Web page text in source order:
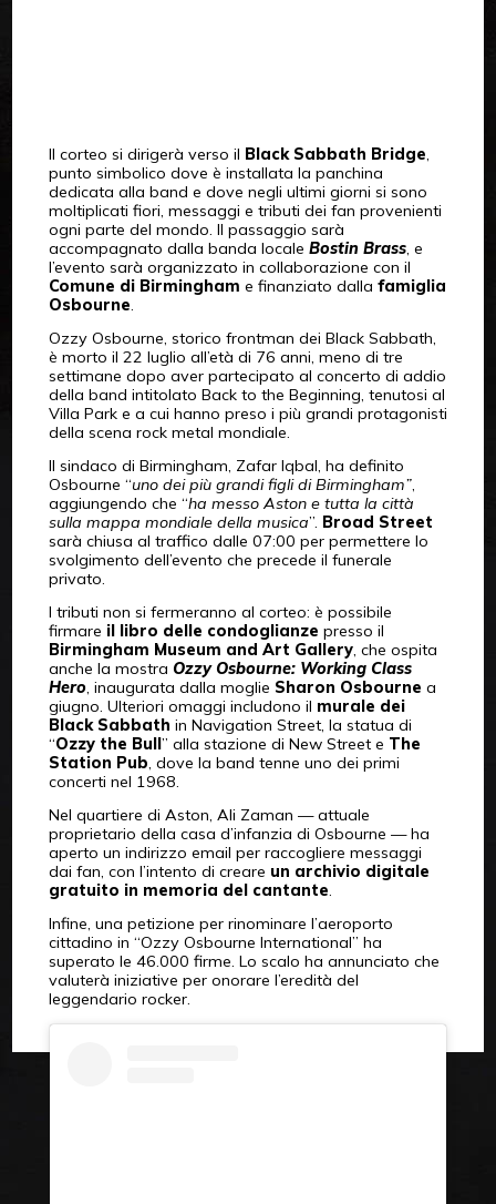
Il corteo si dirigerà verso il Black Sabbath Bridge,
punto simbolico dove è installata la panchina
dedicata alla band e dove negli ultimi giorni si sono
moltiplicati fiori, messaggi e tributi dei fan provenienti
ogni parte del mondo. Il passaggio sarà
accompagnato dalla banda locale Bostin Brass, e
l’evento sarà organizzato in collaborazione con il
Comune di Birmingham e finanziato dalla famiglia
Osbourne.
Ozzy Osbourne, storico frontman dei Black Sabbath,
è morto il 22 luglio all’età di 76 anni, meno di tre
settimane dopo aver partecipato al concerto di addio
della band intitolato Back to the Beginning, tenutosi al
Villa Park e a cui hanno preso i più grandi protagonisti
della scena rock metal mondiale.
Il sindaco di Birmingham, Zafar Iqbal, ha definito
Osbourne “uno dei più grandi figli di Birmingham”,
aggiungendo che “ha messo Aston e tutta la città
sulla mappa mondiale della musica”. Broad Street
sarà chiusa al traffico dalle 07:00 per permettere lo
svolgimento dell’evento che precede il funerale
privato.
I tributi non si fermeranno al corteo: è possibile
firmare il libro delle condoglianze presso il
Birmingham Museum and Art Gallery, che ospita
anche la mostra Ozzy Osbourne: Working Class
Hero, inaugurata dalla moglie Sharon Osbourne a
giugno. Ulteriori omaggi includono il murale dei
Black Sabbath in Navigation Street, la statua di
“Ozzy the Bull” alla stazione di New Street e The
Station Pub, dove la band tenne uno dei primi
concerti nel 1968.
Nel quartiere di Aston, Ali Zaman — attuale
proprietario della casa d’infanzia di Osbourne — ha
aperto un indirizzo email per raccogliere messaggi
dai fan, con l’intento di creare un archivio digitale
gratuito in memoria del cantante.
Infine, una petizione per rinominare l’aeroporto
cittadino in “Ozzy Osbourne International” ha
superato le 46.000 firme. Lo scalo ha annunciato che
valuterà iniziative per onorare l’eredità del
leggendario rocker.